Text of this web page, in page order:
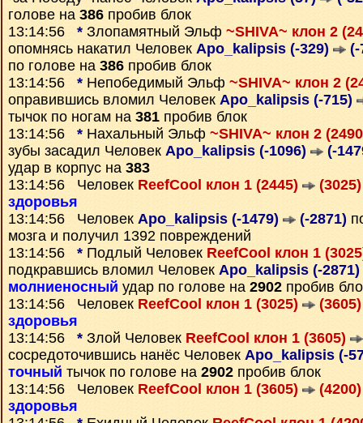
голове на 386 пробив блок
13:14:56 * Злопамятный Эльф ~SHIVA~ клон 2
опомнясь накатил Человек Apo_kalipsis (-329)
(-
по голове на 386 пробив блок
13:14:56 * Непобедимый Эльф ~SHIVA~ клон 2
оправившись вломил Человек Apo_kalipsis (-715)
тычок по ногам на 381 пробив блок
13:14:56 * Нахальный Эльф ~SHIVA~ клон 2
зубы засадил Человек Apo_kalipsis (-1096)
(-
удар в корпус на 383
13:14:56 Человек ReefCool клон 1 (2445) (3025)
здоровья
13:14:56 Человек Apo_kalipsis (-1479) (-2871)
мозга и получил 1392 повреждений
13:14:56 * Подлый Человек ReefCool клон 1
подкравшись вломил Человек Apo_kalipsis (-2871)
молниеносный удар по голове на 2902 пробив
13:14:56 Человек ReefCool клон 1 (3025) (3605)
здоровья
13:14:56 * Злой Человек ReefCool клон 1 (3605)
сосредоточившись нанёс Человек Apo_kalipsis (-
точный тычок по голове на 2902 пробив блок
13:14:56 Человек ReefCool клон 1 (3605) (4200)
здоровья